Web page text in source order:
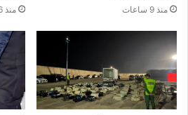
منذ 9 ساعات منذ 6 أيام